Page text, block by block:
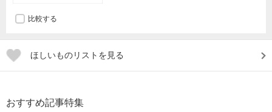
比較する
ほしいものリストを見る
おすすめ記事特集